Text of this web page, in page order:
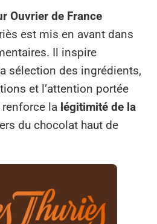
Ouvrier de France
est mis en avant dans
Il inspire
sélection des ingrédients,
et l’attention portée
la légitimité de la
du chocolat haut de